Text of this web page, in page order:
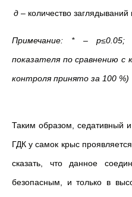
д – количество заглядываний
Примечание: * – p≤0.05;
показателя по сравнению с
контроля принято за 100 %)
Таким образом, седативный
ГДК у самок крыс
сказать, что данное
безопасным, и только в